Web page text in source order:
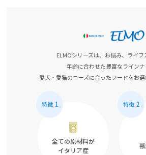
ELMOシリーズは、お悩み、ライフ
年齢に合わせた豊富なラインナ
愛犬・愛猫のニーズに合ったフードをお選
全ての原材料が
イタリア産